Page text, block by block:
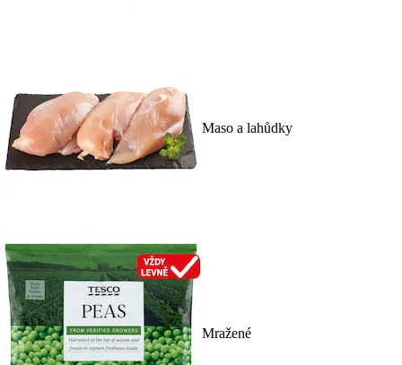
Maso a lahůdky
Mražené